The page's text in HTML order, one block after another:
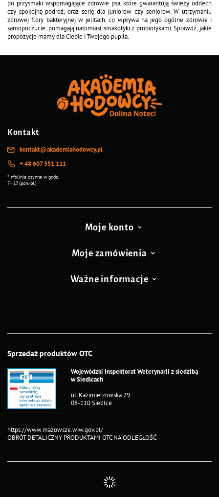
po przysmaki wspomagające zdrowie psa, które gwarantują świeży oddech
czy spokojną podróż, oraz serię dla juniorów czy seniorów. W utrzymaniu
zdrowej flory bakteryjnej w jelitach, co wpływa na jego ogólne zdrowie i
samopoczucie, pomagają natomiast smakołyki z probiotykami. Sprawdź, jakie
propozycje mamy dla Ciebie i Twojego pupila.
Kontakt
kontakt@akademiahodowcy.pl
+ 48 607 551 111
*Infolinia czynna w godz.
7 - 17 (pon.-pt.)
Moje konto
Moje zamówienia
Ważne informacje
Sprzedaż produktów OTC
Wojewódzki Inspektorat Weterynarii z siedzibą
w Siedlcach
ul. Kazimierzowska 29
08-110 Siedlce
https://www.mazowsze.wiw.gov.pl/
OBRÓT DETALICZNY PRODUKTAMI OTC NA ODLEGŁOŚĆ